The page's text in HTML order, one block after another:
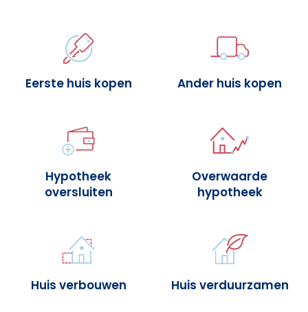
Eerste huis kopen Ander huis kopen
Hypotheek
oversluiten
Overwaarde
hypotheek
Huis verbouwen Huis verduurzamen